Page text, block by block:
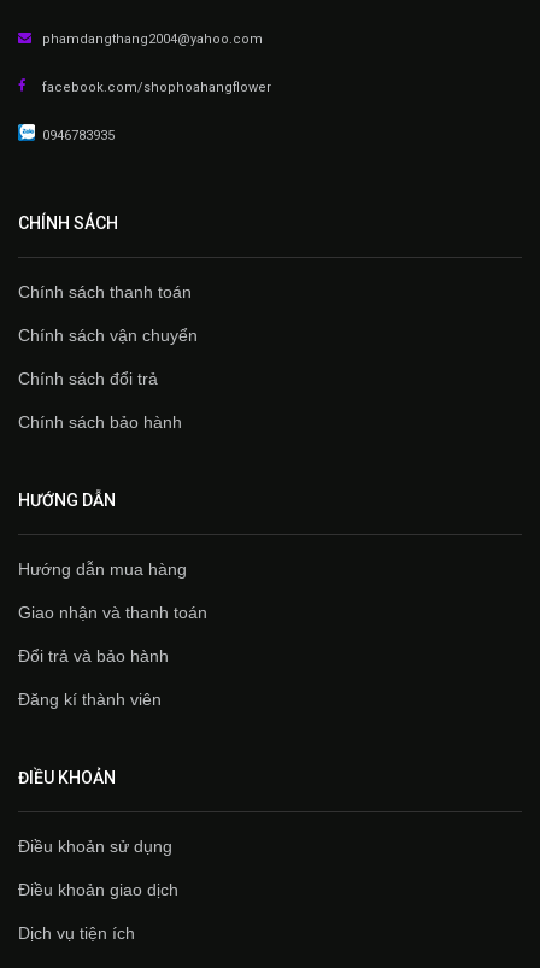
phamdangthang2004@yahoo.com
facebook.com/shophoahangflower
0946783935
CHÍNH SÁCH
Chính sách thanh toán
Chính sách vận chuyển
Chính sách đổi trả
Chính sách bảo hành
HƯỚNG DẪN
Hướng dẫn mua hàng
Giao nhận và thanh toán
Đổi trả và bảo hành
Đăng kí thành viên
ĐIỀU KHOẢN
Điều khoản sử dụng
Điều khoản giao dịch
Dịch vụ tiện ích